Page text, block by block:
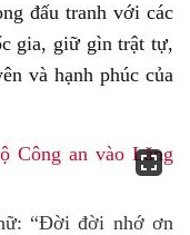
đấu tranh với các
gia, giữ gìn trật tự,
và hạnh phúc của
“Đời đời nhớ ơn